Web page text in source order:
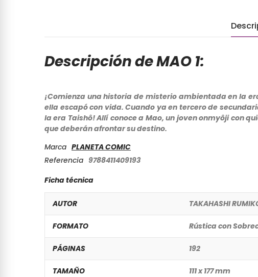
Descripción de MAO 1:
¡Comienza una historia de misterio ambientada en la
ella escapó con vida. Cuando ya en tercero de
la era Taishô! Allí conoce a Mao, un joven onmyôji con
que deberán afrontar su destino.
Marca PLANETA COMIC
Referencia 9788411409193
Ficha técnica
AUTOR TAKAHASHI
FORMATO Rústica con
PÁGINAS 192
TAMAÑO 111 x 177 mm